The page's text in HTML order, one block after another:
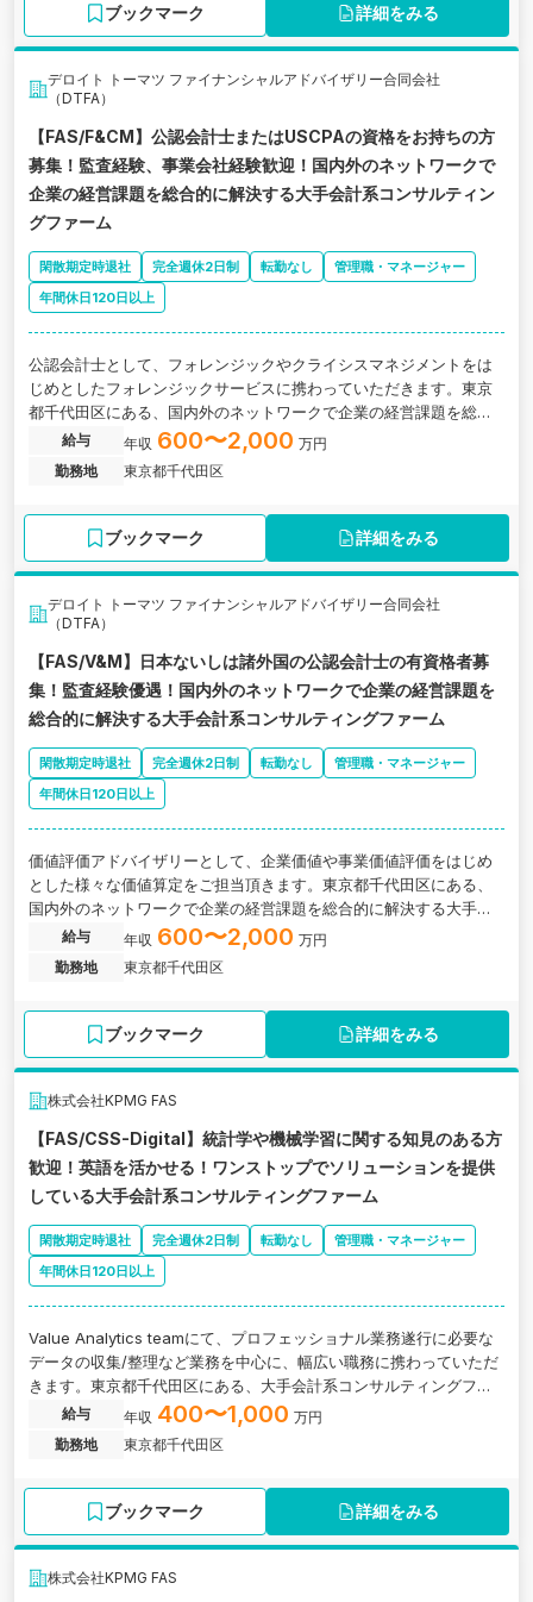
ブックマーク 詳細をみる
デロイト トーマツ ファイナンシャルアドバイザリー合同会社
（DTFA）
【FAS/F&CM】公認会計士またはUSCPAの資格をお持ちの方
募集！監査経験、事業会社経験歓迎！国内外のネットワークで
企業の経営課題を総合的に解決する大手会計系コンサルティン
グファーム
閑散期定時退社 完全週休2日制 転勤なし
管理職・マネージャー
年間休日120日以上
公認会計士として、フォレンジックやクライシスマネジメントをは
じめとしたフォレンジックサービスに携わっていただきます。東京
都千代田区にある、国内外のネットワークで企業の経営課題を総合
的に解決する大手会計系コンサルティングファームの求人です。
給与 年収 600〜2,000 万円
勤務地
東京都千代田区
ブックマーク 詳細をみる
デロイト トーマツ ファイナンシャルアドバイザリー合同会社
（DTFA）
【FAS/V&M】日本ないしは諸外国の公認会計士の有資格者募
集！監査経験優遇！国内外のネットワークで企業の経営課題を
総合的に解決する大手会計系コンサルティングファーム
閑散期定時退社 完全週休2日制 転勤なし
管理職・マネージャー
年間休日120日以上
価値評価アドバイザリーとして、企業価値や事業価値評価をはじめ
とした様々な価値算定をご担当頂きます。東京都千代田区にある、
国内外のネットワークで企業の経営課題を総合的に解決する大手会
計系コンサルティングファームの求人です。
給与 年収 600〜2,000 万円
勤務地
東京都千代田区
ブックマーク 詳細をみる
株式会社KPMG FAS
【FAS/CSS-Digital】統計学や機械学習に関する知見のある方
歓迎！英語を活かせる！ワンストップでソリューションを提供
している大手会計系コンサルティングファーム
閑散期定時退社 完全週休2日制 転勤なし
管理職・マネージャー
年間休日120日以上
Value Analytics teamにて、プロフェッショナル業務遂行に必要な
データの収集/整理など業務を中心に、幅広い職務に携わっていただ
きます。東京都千代田区にある、大手会計系コンサルティングファ
ームの求人です。
給与 年収 400〜1,000 万円
勤務地
東京都千代田区
ブックマーク 詳細をみる
株式会社KPMG FAS